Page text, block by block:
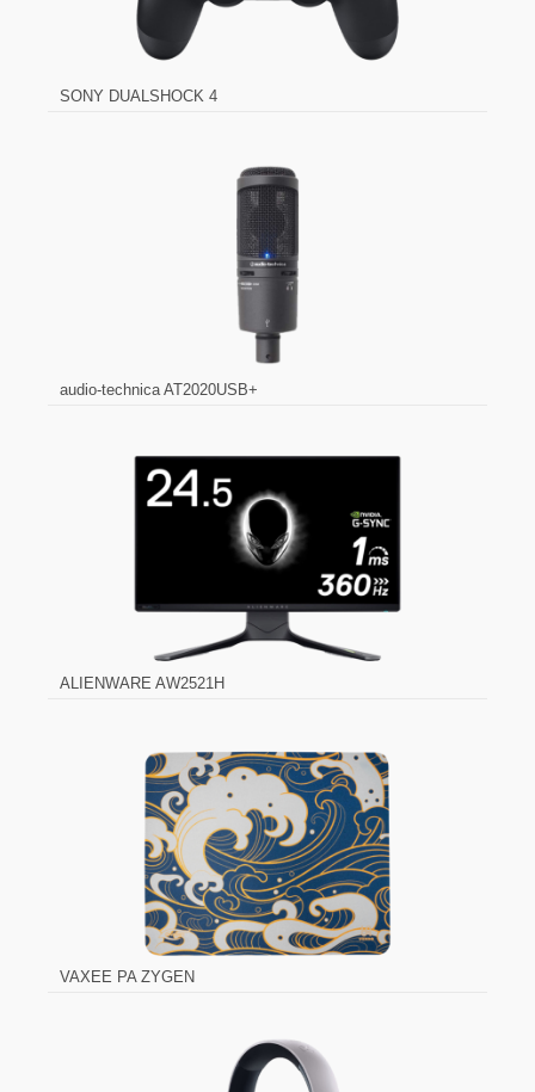
SONY DUALSHOCK 4
audio-technica AT2020USB+
ALIENWARE AW2521H
VAXEE PA ZYGEN